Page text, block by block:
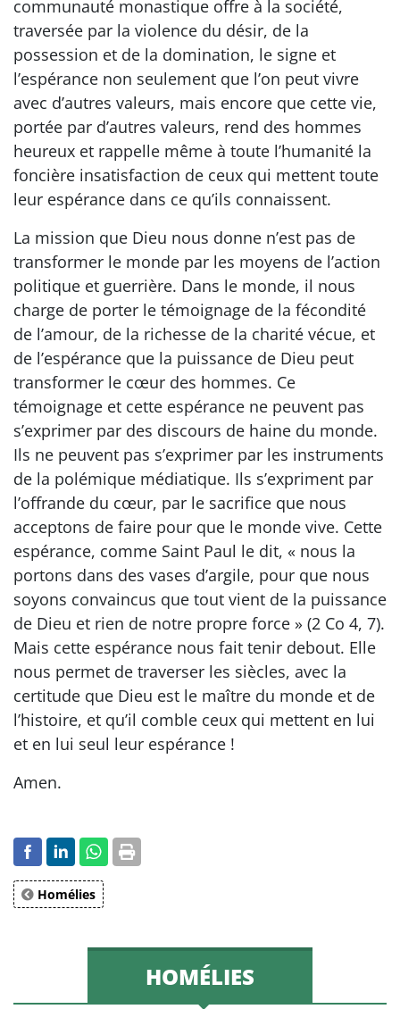
communauté monastique offre à la société,
traversée par la violence du désir, de la
possession et de la domination, le signe et
l’espérance non seulement que l’on peut vivre
avec d’autres valeurs, mais encore que cette vie,
portée par d’autres valeurs, rend des hommes
heureux et rappelle même à toute l’humanité la
foncière insatisfaction de ceux qui mettent toute
leur espérance dans ce qu’ils connaissent.
La mission que Dieu nous donne n’est pas de
transformer le monde par les moyens de l’action
politique et guerrière. Dans le monde, il nous
charge de porter le témoignage de la fécondité
de l’amour, de la richesse de la charité vécue, et
de l’espérance que la puissance de Dieu peut
transformer le cœur des hommes. Ce
témoignage et cette espérance ne peuvent pas
s’exprimer par des discours de haine du monde.
Ils ne peuvent pas s’exprimer par les instruments
de la polémique médiatique. Ils s’expriment par
l’offrande du cœur, par le sacrifice que nous
acceptons de faire pour que le monde vive. Cette
espérance, comme Saint Paul le dit, « nous la
portons dans des vases d’argile, pour que nous
soyons convaincus que tout vient de la puissance
de Dieu et rien de notre propre force » (2 Co 4, 7).
Mais cette espérance nous fait tenir debout. Elle
nous permet de traverser les siècles, avec la
certitude que Dieu est le maître du monde et de
l’histoire, et qu’il comble ceux qui mettent en lui
et en lui seul leur espérance !
Amen.
Homélies
HOMÉLIES